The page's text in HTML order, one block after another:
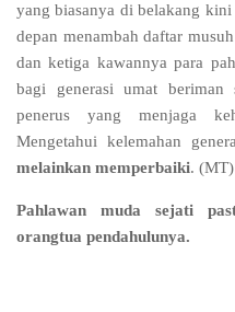
yang biasanya di belakang
depan menambah daftar
dan ketiga kawannya para
bagi generasi umat beriman
penerus yang menjaga
Mengetahui kelemahan
melainkan memperbaiki. (MT)
Pahlawan muda sejati
orangtua pendahulunya.